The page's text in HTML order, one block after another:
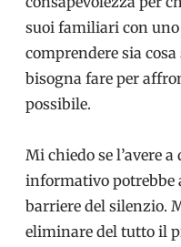
suoi familiari con
comprendere sia cosa
bisogna fare per
possibile.
Mi chiedo se l’avere
informativo potrebbe
barriere del silenzio.
eliminare del tutto il